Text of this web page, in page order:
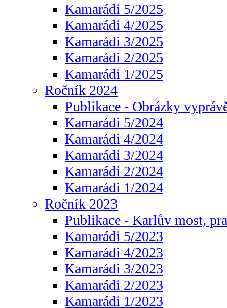
Kamarádi 5/2025
Kamarádi 4/2025
Kamarádi 3/2025
Kamarádi 2/2025
Kamarádi 1/2025
Ročník 2024
Publikace - Obrázky
Kamarádi 5/2024
Kamarádi 4/2024
Kamarádi 3/2024
Kamarádi 2/2024
Kamarádi 1/2024
Ročník 2023
Publikace - Karlův most,
Kamarádi 5/2023
Kamarádi 4/2023
Kamarádi 3/2023
Kamarádi 2/2023
Kamarádi 1/2023